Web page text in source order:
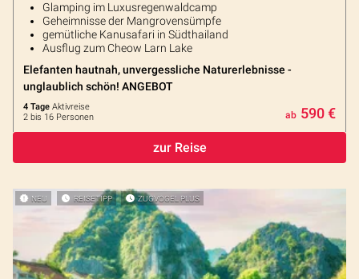
Glamping im Luxusregenwaldcamp
Geheimnisse der Mangrovensümpfe
gemütliche Kanusafari in Südthailand
Ausflug zum Cheow Larn Lake
Elefanten hautnah, unvergessliche Naturerlebnisse -
unglaublich schön! ANGEBOT
4 Tage Aktivreise
2 bis 16 Personen
ab 590 €
zur Reise
NEU REISETIPP ZUGVOGEL PLUS